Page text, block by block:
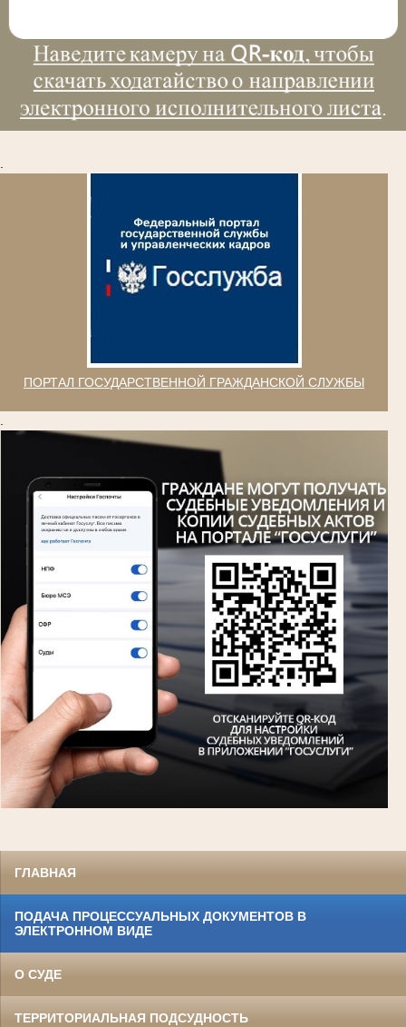
ПОРТАЛ ГОСУДАРСТВЕННОЙ ГРАЖДАНСКОЙ СЛУЖБЫ
ГЛАВНАЯ
ПОДАЧА ПРОЦЕССУАЛЬНЫХ ДОКУМЕНТОВ В
ЭЛЕКТРОННОМ ВИДЕ
О СУДЕ
ТЕРРИТОРИАЛЬНАЯ ПОДСУДНОСТЬ